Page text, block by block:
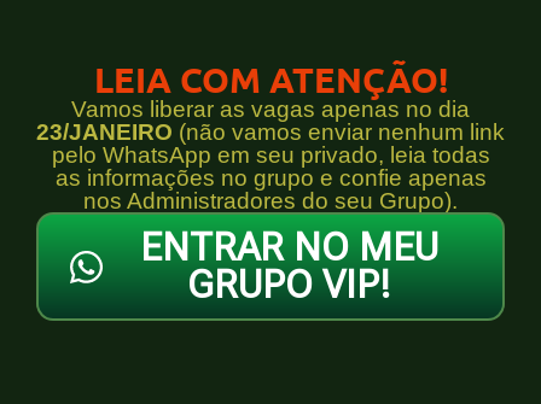
LEIA COM ATENÇÃO!
Vamos liberar as vagas apenas no dia
23/JANEIRO (não vamos enviar nenhum link
pelo WhatsApp em seu privado, leia todas
as informações no grupo e confie apenas
nos Administradores do seu Grupo).
ENTRAR NO MEU
GRUPO VIP!